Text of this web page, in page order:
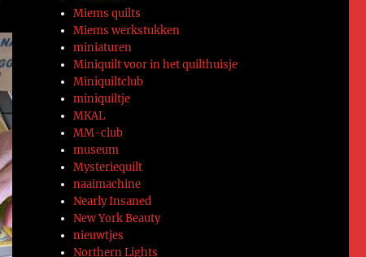
Miems quilts
Miems werkstukken
miniaturen
Miniquilt voor in het quilthuisje
Miniquiltclub
miniquiltje
MKAL
MM-club
museum
Mysteriequilt
naaimachine
Nearly Insaned
New York Beauty
nieuwtjes
Northern Lights